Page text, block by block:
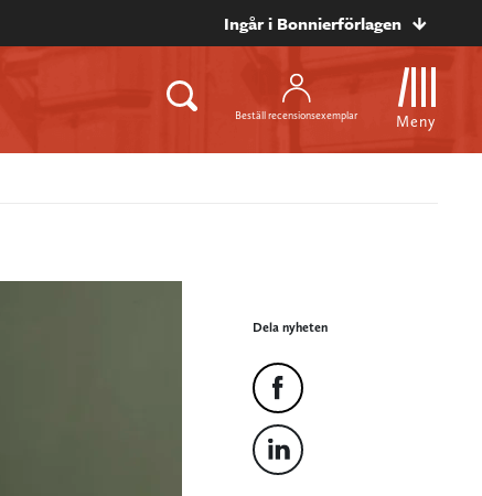
Ingår i Bonnierförlagen
Beställ recensionsexemplar Meny
Dela nyheten